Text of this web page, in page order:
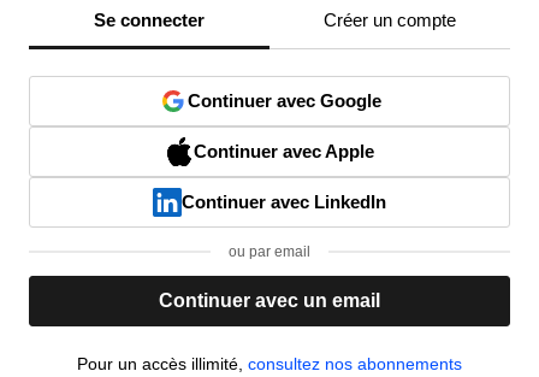
Se connecter Créer un compte
Continuer avec Google
Continuer avec Apple
Continuer avec LinkedIn
ou par email
Continuer avec un email
Pour un accès illimité, consultez nos abonnements